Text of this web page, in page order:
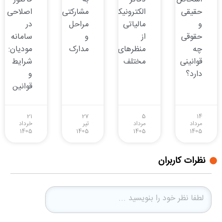
حقیقی
و
حقوقی
چه
قوانینی
دارد؟
14
مرداد
1405
الکترونیکی
مالیاتی
از
منظرهای
مختلف
5
مرداد
1405
مشارکتی:
مراحل
و
مدارک
27
تیر
1405
اصلاحی
در
سامانه
مودیان:
شرایط
و
قوانین
21
خرداد
1405
نظرات کاربران